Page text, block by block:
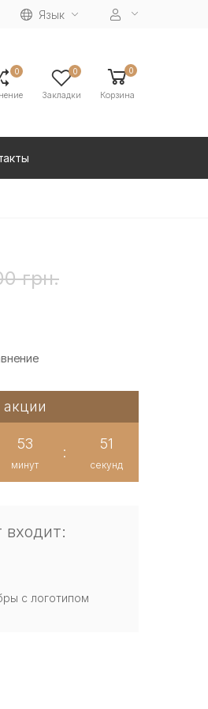
Язык
0 0
Закладки
0
Корзина
грн.
53
минут
:
50
секунд
входит:
с логотипом